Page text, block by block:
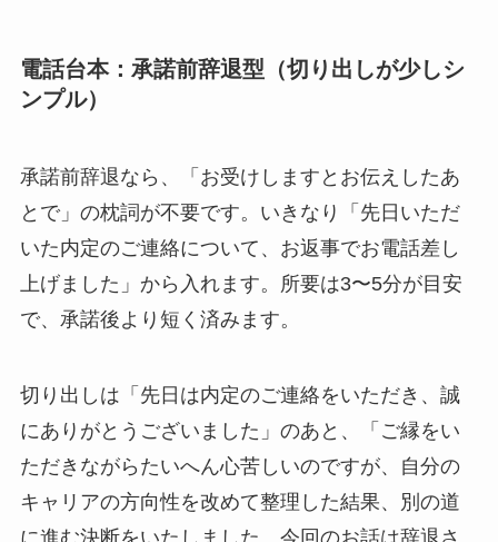
電話台本：承諾前辞退型（切り出しが少しシ
ンプル）
承諾前辞退なら、「お受けしますとお伝えしたあ
とで」の枕詞が不要です。いきなり「先日いただ
いた内定のご連絡について、お返事でお電話差し
上げました」から入れます。所要は3〜5分が目安
で、承諾後より短く済みます。
切り出しは「先日は内定のご連絡をいただき、誠
にありがとうございました」のあと、「ご縁をい
ただきながらたいへん心苦しいのですが、自分の
キャリアの方向性を改めて整理した結果、別の道
に進む決断をいたしました。今回のお話は辞退さ